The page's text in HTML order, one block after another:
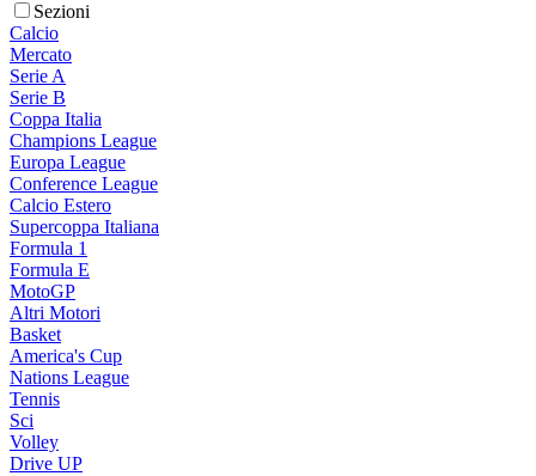
Sezioni
Calcio
Mercato
Serie A
Serie B
Coppa Italia
Champions League
Europa League
Conference League
Calcio Estero
Supercoppa Italiana
Formula 1
Formula E
MotoGP
Altri Motori
Basket
America's Cup
Nations League
Tennis
Sci
Volley
Drive UP